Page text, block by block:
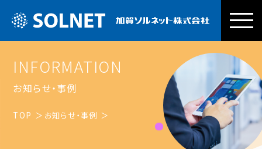
INFORMATION
お知らせ・事例
TOP お知らせ・事例